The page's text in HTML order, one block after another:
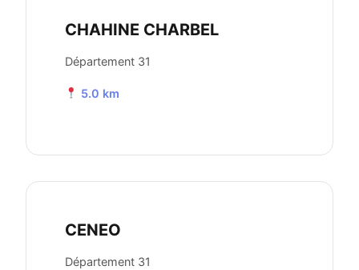
CHAHINE CHARBEL
Département 31
5.0 km
CENEO
Département 31